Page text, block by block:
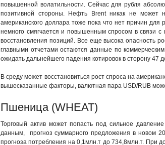
повышенной волатильности. Сейчас для рубля
позитивной стороны. Нефть Brent никак не может
американского доллара тоже пока что нет причин
немного смягчается и повышенным спросом в связи с
восстановления позиций. Все еще высока опасность
главными отчетами остаются данные по
ожидать дальнейшего падения котировок в сторону 47
В среду может восстановиться рост спроса на
вышесказанные факторы, валютная пара USD/RUB
Пшеница (WHEAT)
Торговый актив может попасть под сильное
данным, прогноз суммарного предложения в новом
прогноза потребления на 0,1млн.т до 734,8млн.т. При